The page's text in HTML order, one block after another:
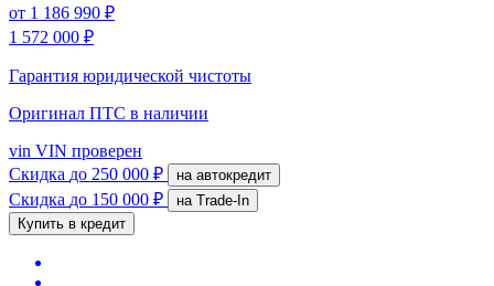
от 1 186 990 ₽
1 572 000 ₽
Гарантия юридической чистоты
Оригинал ПТС в наличии
vin VIN проверен
Скидка до 250 000 ₽ на автокредит
Скидка до 150 000 ₽
на Trade-In
Купить в кредит